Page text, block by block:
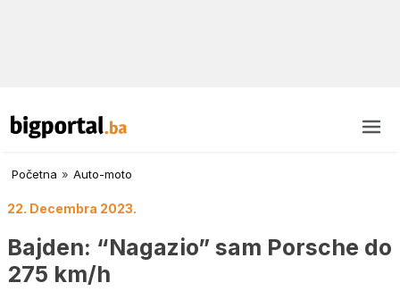
Početna » Auto-moto
22. Decembra 2023.
Bajden: “Nagazio” sam Porsche do
275 km/h